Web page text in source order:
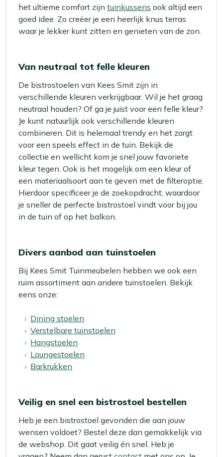
het ultieme comfort zijn tuinkussens ook altijd een
goed idee. Zo creëer je een heerlijk knus terras
waar je lekker kunt zitten en genieten van de zon.
Van neutraal tot felle kleuren
De bistrostoelen van Kees Smit zijn in
verschillende kleuren verkrijgbaar. Wil je het graag
neutraal houden? Of ga je juist voor een felle kleur?
Je kunt natuurlijk ook verschillende kleuren
combineren. Dit is helemaal trendy en het zorgt
voor een speels effect in de tuin. Bekijk de
collectie en wellicht kom je snel jouw favoriete
kleur tegen. Ook is het mogelijk om een kleur of
een materiaalsoort aan te geven met de filteroptie.
Hierdoor specificeer je de zoekopdracht, waardoor
je sneller de perfecte bistrostoel vindt voor bij jou
in de tuin of op het balkon.
Divers aanbod aan tuinstoelen
Bij Kees Smit Tuinmeubelen hebben we ook een
ruim assortiment aan andere tuinstoelen. Bekijk
eens onze:
Dining stoelen
Verstelbare tuinstoelen
Hangstoelen
Loungestoelen
Barkrukken
Veilig en snel een bistrostoel bestellen
Heb je een bistrostoel gevonden die aan jouw
wensen voldoet? Bestel deze dan gemakkelijk via
de webshop. Dit gaat veilig én snel. Heb je